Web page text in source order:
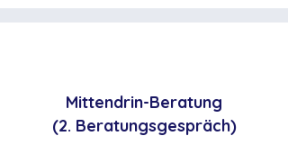
Mittendrin-Beratung
(2. Beratungsgespräch)